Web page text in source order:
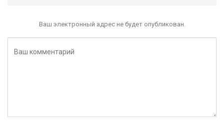
Ваш электронный адрес не будет опубликован.